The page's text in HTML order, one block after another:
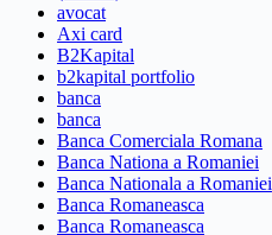
avocat
Axi card
B2Kapital
b2kapital portfolio
banca
banca
Banca Comerciala Romana
Banca Nationa a Romaniei
Banca Nationala a Romaniei
Banca Romaneasca
Banca Romaneasca